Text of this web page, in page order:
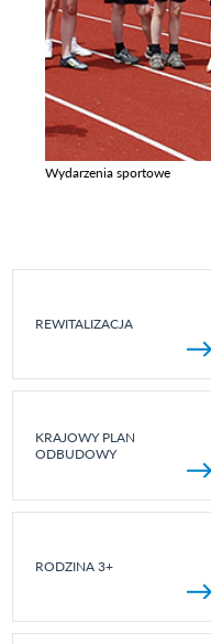
Wydarzenia sportowe
REWITALIZACJA
KRAJOWY PLAN
ODBUDOWY
RODZINA 3+